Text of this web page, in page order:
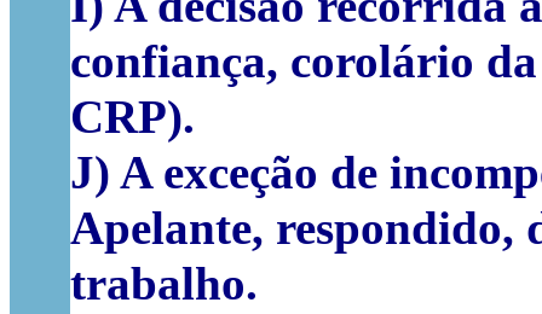
confiança, corolário
CRP).
J) A exceção de
Apelante, respondido,
trabalho.